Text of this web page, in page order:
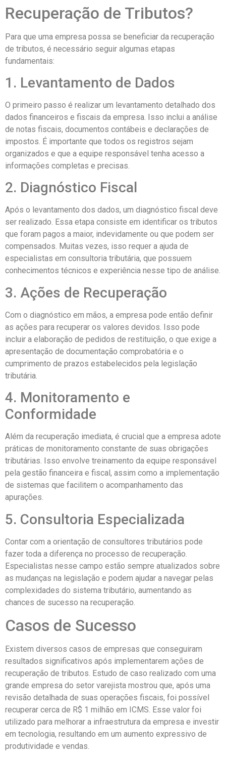
Recuperação de Tributos?
Para que uma empresa possa se beneficiar da recuperação
de tributos, é necessário seguir algumas etapas
fundamentais:
1. Levantamento de Dados
O primeiro passo é realizar um levantamento detalhado dos
dados financeiros e fiscais da empresa. Isso inclui a análise
de notas fiscais, documentos contábeis e declarações de
impostos. É importante que todos os registros sejam
organizados e que a equipe responsável tenha acesso a
informações completas e precisas.
2. Diagnóstico Fiscal
Após o levantamento dos dados, um diagnóstico fiscal deve
ser realizado. Essa etapa consiste em identificar os tributos
que foram pagos a maior, indevidamente ou que podem ser
compensados. Muitas vezes, isso requer a ajuda de
especialistas em consultoria tributária, que possuem
conhecimentos técnicos e experiência nesse tipo de análise.
3. Ações de Recuperação
Com o diagnóstico em mãos, a empresa pode então definir
as ações para recuperar os valores devidos. Isso pode
incluir a elaboração de pedidos de restituição, o que exige a
apresentação de documentação comprobatória e o
cumprimento de prazos estabelecidos pela legislação
tributária.
4. Monitoramento e
Conformidade
Além da recuperação imediata, é crucial que a empresa adote
práticas de monitoramento constante de suas obrigações
tributárias. Isso envolve treinamento da equipe responsável
pela gestão financeira e fiscal, assim como a implementação
de sistemas que facilitem o acompanhamento das
apurações.
5. Consultoria Especializada
Contar com a orientação de consultores tributários pode
fazer toda a diferença no processo de recuperação.
Especialistas nesse campo estão sempre atualizados sobre
as mudanças na legislação e podem ajudar a navegar pelas
complexidades do sistema tributário, aumentando as
chances de sucesso na recuperação.
Casos de Sucesso
Existem diversos casos de empresas que conseguiram
resultados significativos após implementarem ações de
recuperação de tributos. Estudo de caso realizado com uma
grande empresa do setor varejista mostrou que, após uma
revisão detalhada de suas operações fiscais, foi possível
recuperar cerca de R$ 1 milhão em ICMS. Esse valor foi
utilizado para melhorar a infraestrutura da empresa e investir
em tecnologia, resultando em um aumento expressivo de
produtividade e vendas.